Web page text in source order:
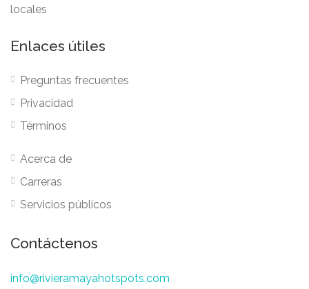
locales
Enlaces útiles
Preguntas frecuentes
Privacidad
Términos
Acerca de
Carreras
Servicios públicos
Contáctenos
info@rivieramayahotspots.com